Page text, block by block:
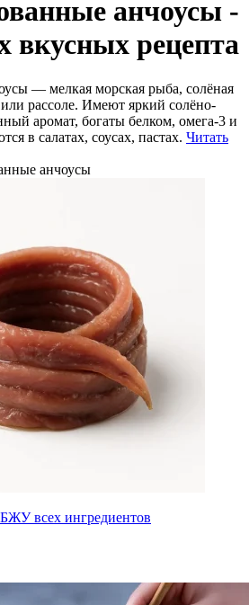
анчоусы -
вкусных рецепта
— мелкая морская рыба, солёная
рассоле. Имеют яркий солёно-
аромат, богаты белком, омега-3 и
в салатах, соусах, пастах. Читать
анчоусы
всех ингредиентов